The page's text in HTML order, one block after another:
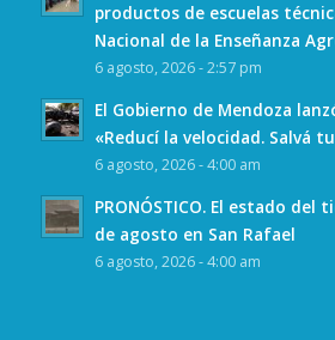
productos de escuelas
Nacional de la Enseñanza
6 agosto, 2026 - 2:57 pm
El Gobierno de Mendoza
«Reducí la velocidad. Salvá
6 agosto, 2026 - 4:00 am
PRONÓSTICO. El estado del
de agosto en San Rafael
6 agosto, 2026 - 4:00 am